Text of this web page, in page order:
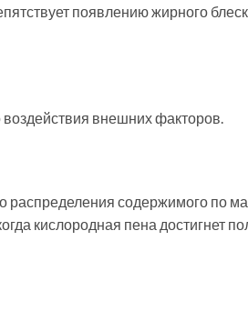
появлению жирного
внешних факторов.
содержимого по
кислородная пена достигнет